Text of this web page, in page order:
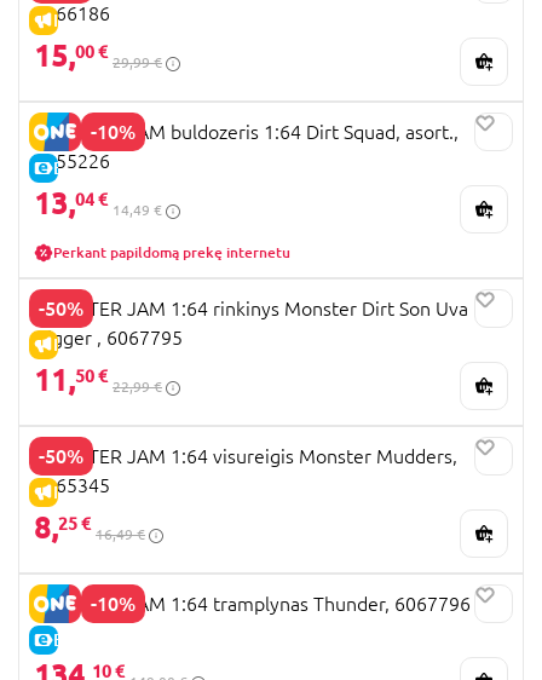
IŠPARDAVIMAS
6066186
15,00 €
29,99 €
-10%
E-KAINA
MONSTER JAM buldozeris 1:64 Dirt Squad, asort.,
6055226
13,04 €
14,49 €
Perkant papildomą prekę internetu
-50%
IŠPARDAVIMAS
MONSTER JAM 1:64 rinkinys Monster Dirt Son Uva
Digger , 6067795
11,50 €
22,99 €
-50%
IŠPARDAVIMAS
MONSTER JAM 1:64 visureigis Monster Mudders,
6065345
8,25 €
16,49 €
-10%
E-KAINA
MONSTER JAM 1:64 tramplynas Thunder, 6067796
10 €